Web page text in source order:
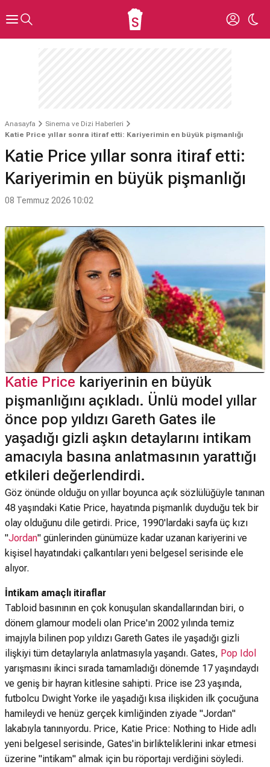
Anasayfa
Sinema ve Dizi Haberleri
Katie Price yıllar sonra itiraf etti: Kariyerimin en büyük pişmanlığı
Katie Price yıllar sonra itiraf etti:
Kariyerimin en büyük pişmanlığı
08 Temmuz 2026 10:02
Katie Price kariyerinin en büyük
pişmanlığını açıkladı. Ünlü model yıllar
önce pop yıldızı Gareth Gates ile
yaşadığı gizli aşkın detaylarını intikam
amacıyla basına anlatmasının yarattığı
etkileri değerlendirdi.
Göz önünde olduğu on yıllar boyunca açık sözlülüğüyle tanınan
48 yaşındaki Katie Price, hayatında pişmanlık duyduğu tek bir
olay olduğunu dile getirdi. Price, 1990'lardaki sayfa üç kızı
"Jordan" günlerinden günümüze kadar uzanan kariyerini ve
kişisel hayatındaki çalkantıları yeni belgesel serisinde ele
alıyor.
İntikam amaçlı itiraflar
Tabloid basınının en çok konuşulan skandallarından biri, o
dönem glamour modeli olan Price'ın 2002 yılında temiz
imajıyla bilinen pop yıldızı Gareth Gates ile yaşadığı gizli
ilişkiyi tüm detaylarıyla anlatmasıyla yaşandı. Gates, Pop Idol
yarışmasını ikinci sırada tamamladığı dönemde 17 yaşındaydı
ve geniş bir hayran kitlesine sahipti. Price ise 23 yaşında,
futbolcu Dwight Yorke ile yaşadığı kısa ilişkiden ilk çocuğuna
hamileydi ve henüz gerçek kimliğinden ziyade "Jordan"
lakabıyla tanınıyordu. Price, Katie Price: Nothing to Hide adlı
yeni belgesel serisinde, Gates'in birlikteliklerini inkar etmesi
üzerine "intikam" almak için bu röportajı verdiğini söyledi.